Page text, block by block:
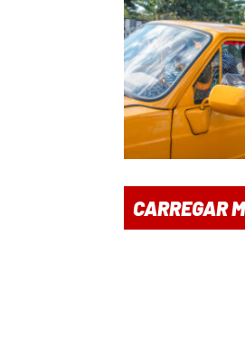
CARREGAR